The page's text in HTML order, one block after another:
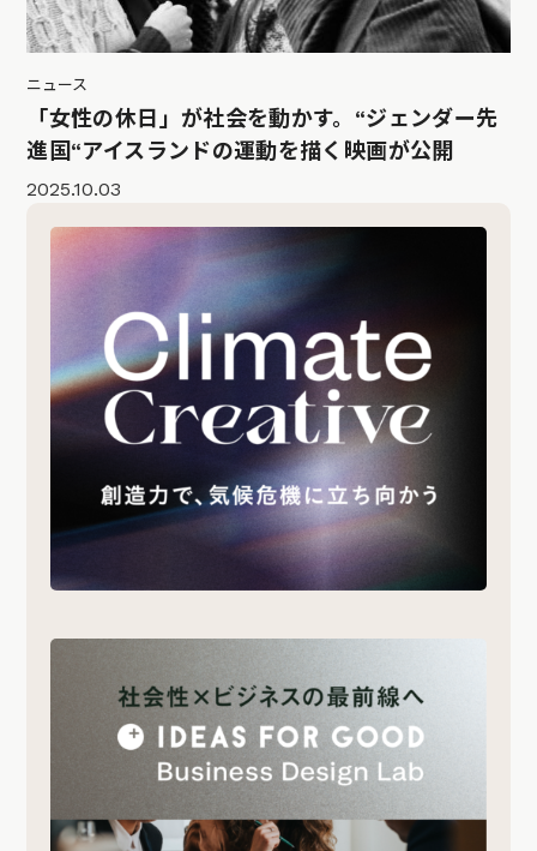
ニュース
「女性の休日」が社会を動かす。“ジェンダー先
進国“アイスランドの運動を描く映画が公開
2025.10.03